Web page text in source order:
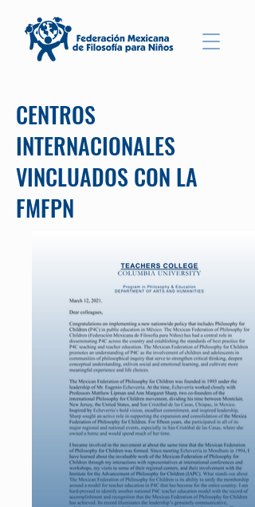
CENTROS
INTERNACIONALES
VINCLUADOS CON LA
FMFPN